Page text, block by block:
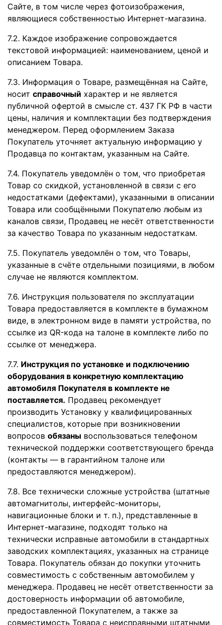
Сайте, в том числе через фотоизображения,
являющиеся собственностью Интернет-магазина.
7.2. Каждое изображение сопровождается
текстовой информацией: наименованием, ценой и
описанием Товара.
7.3. Информация о Товаре, размещённая на Сайте,
носит справочный характер и не является
публичной офертой в смысле ст. 437 ГК РФ в части
цены, наличия и комплектации без подтверждения
менеджером. Перед оформлением Заказа
Покупатель уточняет актуальную информацию у
Продавца по контактам, указанным на Сайте.
7.4. Покупатель уведомлён о том, что приобретая
Товар со скидкой, установленной в связи с его
недостатками (дефектами), указанными в описании
Товара или сообщёнными Покупателю любым из
каналов связи, Продавец не несёт ответственности
за качество Товара по указанным недостаткам.
7.5. Покупатель уведомлён о том, что Товары,
указанные в счёте отдельными позициями, в любом
случае не являются комплектом.
7.6. Инструкция пользователя по эксплуатации
Товара предоставляется в комплекте в бумажном
виде, в электронном виде в памяти устройства, по
ссылке из QR-кода на талоне в комплекте либо по
ссылке от менеджера.
7.7. Инструкция по установке и подключению
оборудования в конкретную комплектацию
автомобиля Покупателя в комплекте не
поставляется. Продавец рекомендует
производить Установку у квалифицированных
специалистов, которые при возникновении
вопросов обязаны воспользоваться телефоном
технической поддержки соответствующего бренда
(контакты — в гарантийном талоне или
предоставляются менеджером).
7.8. Все технически сложные устройства (штатные
автомагнитолы, интерфейс-мониторы,
навигационные блоки и т. п.), представленные в
Интернет-магазине, подходят только на
технически исправные автомобили в стандартных
заводских комплектациях, указанных на странице
Товара. Покупатель обязан до покупки уточнить
совместимость с собственным автомобилем у
менеджера. Продавец не несёт ответственности за
достоверность информации об автомобиле,
предоставленной Покупателем, а также за
совместимость Товара с неисправными штатными